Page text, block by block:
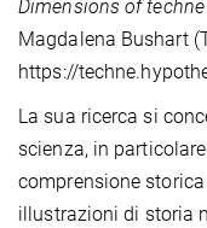
Dimensions of
Magdalena Bushart
https://
La sua ricerca si
scienza, in
comprensione
illustrazioni di storia